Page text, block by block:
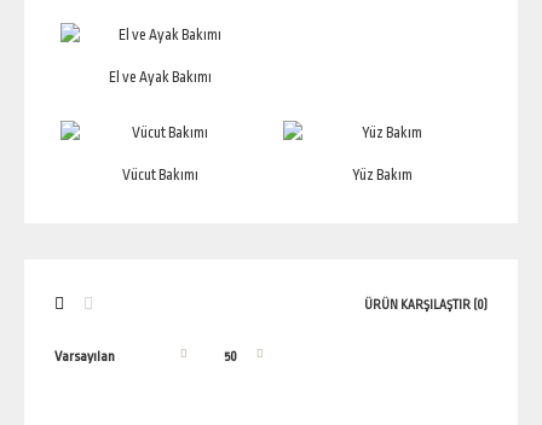
El ve Ayak Bakımı
Vücut Bakımı Yüz Bakım
ÜRÜN KARŞILAŞTIR (0)